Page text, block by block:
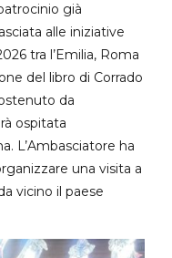
già
alle iniziative
tra l’Emilia, Roma
del libro di Corrado
da
ospitata
L’Ambasciatore ha
una visita a
vicino il paese